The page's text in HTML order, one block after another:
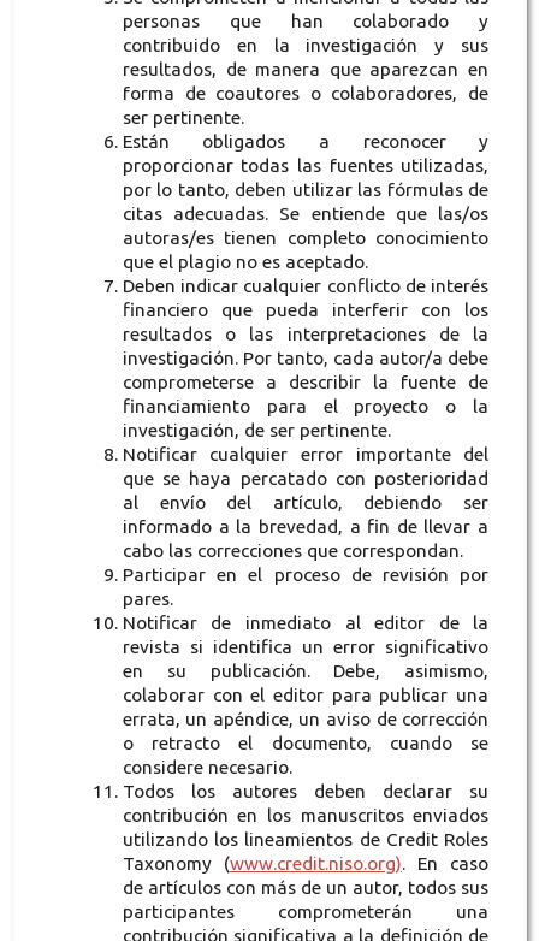
personas que han colaborado y
contribuido en la investigación y sus
resultados, de manera que aparezcan en
forma de coautores o colaboradores, de
ser pertinente.
Están obligados a reconocer y
proporcionar todas las fuentes utilizadas,
por lo tanto, deben utilizar las fórmulas de
citas adecuadas. Se entiende que las/os
autoras/es tienen completo conocimiento
que el plagio no es aceptado.
Deben indicar cualquier conflicto de interés
financiero que pueda interferir con los
resultados o las interpretaciones de la
investigación. Por tanto, cada autor/a debe
comprometerse a describir la fuente de
financiamiento para el proyecto o la
investigación, de ser pertinente.
Notificar cualquier error importante del
que se haya percatado con posterioridad
al envío del artículo, debiendo ser
informado a la brevedad, a fin de llevar a
cabo las correcciones que correspondan.
Participar en el proceso de revisión por
pares.
Notificar de inmediato al editor de la
revista si identifica un error significativo
en su publicación. Debe, asimismo,
colaborar con el editor para publicar una
errata, un apéndice, un aviso de corrección
o retracto el documento, cuando se
considere necesario.
Todos los autores deben declarar su
contribución en los manuscritos enviados
utilizando los lineamientos de Credit Roles
Taxonomy (www.credit.niso.org). En caso
de artículos con más de un autor, todos sus
participantes comprometerán una
contribución significativa a la definición de